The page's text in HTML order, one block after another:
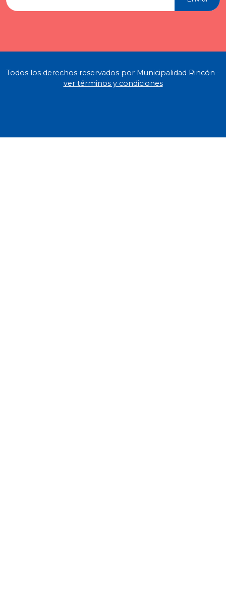
Todos los derechos reservados por Municipalidad Rincón -
ver términos y condiciones